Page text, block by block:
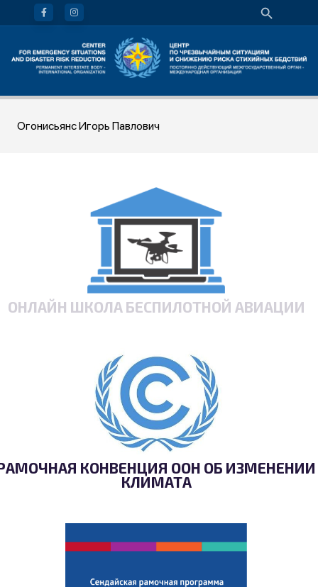
Огонисьянс Игорь Павлович
ОНЛАЙН ШКОЛА БЕСПИЛОТНОЙ АВИАЦИИ
КОНВЕНЦИЯ ООН ОБ ИЗМЕНЕНИИ
КЛИМАТА